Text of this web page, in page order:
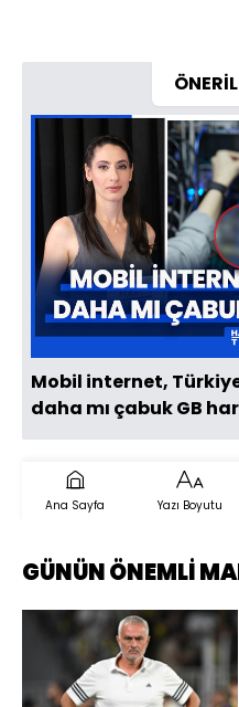
Mobil internet,
daha mı çabuk GB
Ana Sayfa Yazı Boyutu
GÜNÜN ÖNEMLİ